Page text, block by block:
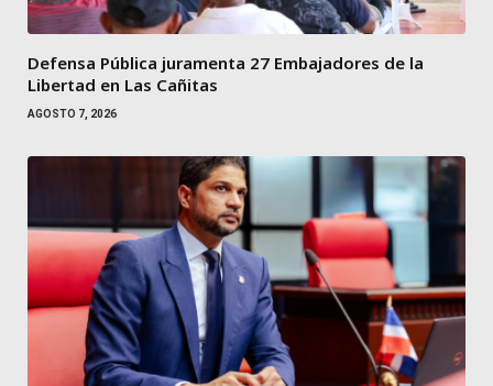
Defensa Pública juramenta 27 Embajadores de la
Libertad en Las Cañitas
AGOSTO 7, 2026